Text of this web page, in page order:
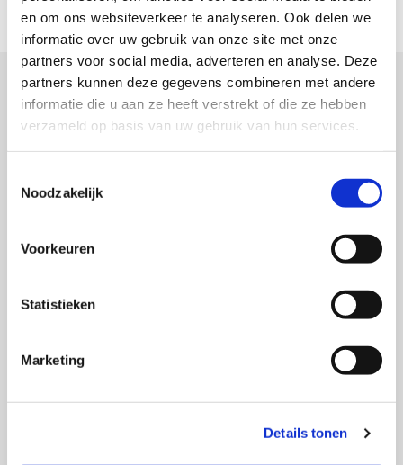
en om ons websiteverkeer te analyseren. Ook delen we
informatie over uw gebruik van onze site met onze
partners voor social media, adverteren en analyse. Deze
partners kunnen deze gegevens combineren met andere
informatie die u aan ze heeft verstrekt of die ze hebben
verzameld op basis van uw gebruik van hun services.
Noodzakelijk
Voorkeuren
Statistieken
Marketing
Details tonen
Wij behandelen uw klacht met de grootst mogelijke zorg.
Klachtenformulier
Voornaam*
Adres*